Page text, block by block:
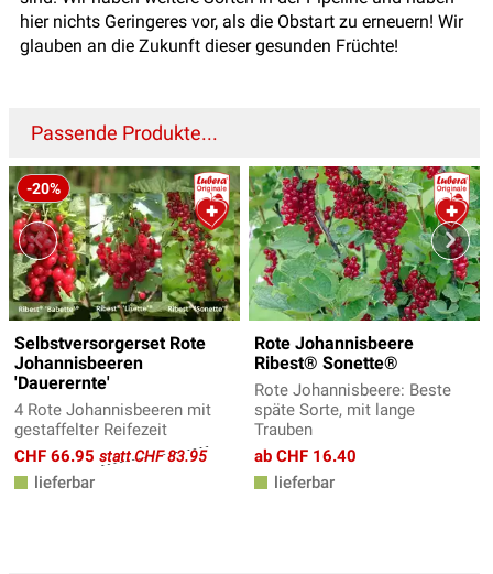
hier nichts Geringeres vor, als die Obstart zu erneuern! Wir
glauben an die Zukunft dieser gesunden Früchte!
Passende Produkte...
-20%
Selbstversorgerset Rote
Johannisbeeren
'Dauerernte'
4 Rote Johannisbeeren mit
gestaffelter Reifezeit
CHF 66.95 statt CHF 83.95
lieferbar
Rote Johannisbeere
Ribest® Sonette®
Rote Johannisbeere: Beste
späte Sorte, mit lange
Trauben
ab CHF 16.40
lieferbar